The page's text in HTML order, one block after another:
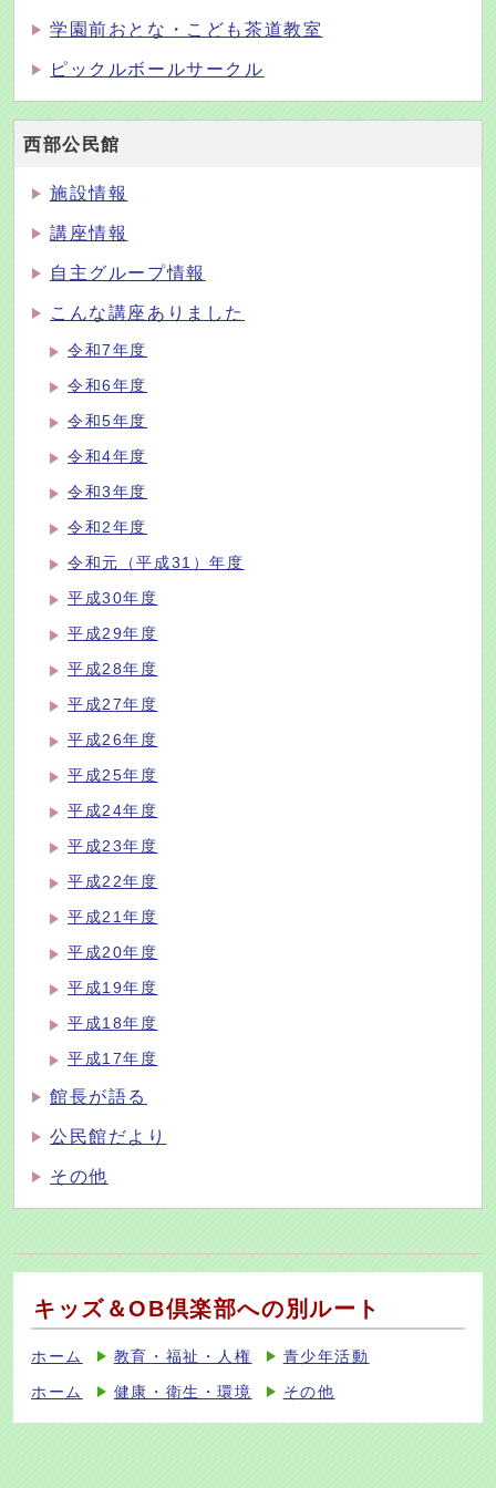
学園前おとな・こども茶道教室
ピックルボールサークル
西部公民館
施設情報
講座情報
自主グループ情報
こんな講座ありました
令和7年度
令和6年度
令和5年度
令和4年度
令和3年度
令和2年度
令和元（平成31）年度
平成30年度
平成29年度
平成28年度
平成27年度
平成26年度
平成25年度
平成24年度
平成23年度
平成22年度
平成21年度
平成20年度
平成19年度
平成18年度
平成17年度
館長が語る
公民館だより
その他
キッズ＆OB倶楽部への別ルート
ホーム 教育・福祉・人権 青少年活動
ホーム 健康・衛生・環境 その他